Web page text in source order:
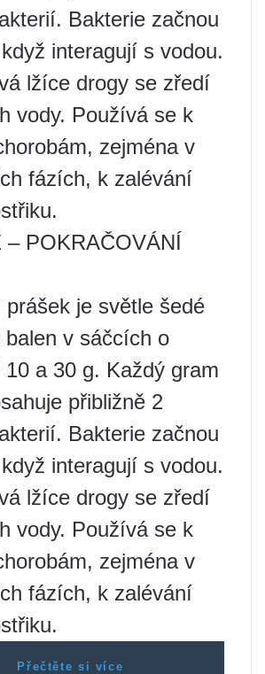
Bakterie začnou
interagují s vodou.
lžíce drogy se zředí
vody. Používá se k
zejména v
fázích, k zalévání
– POKRAČOVÁNÍ
prášek je světle šedé
balen v sáčcích o
10 a 30 g. Každý gram
přibližně 2
Bakterie začnou
interagují s vodou.
lžíce drogy se zředí
vody. Používá se k
zejména v
fázích, k zalévání
Přečtěte si více